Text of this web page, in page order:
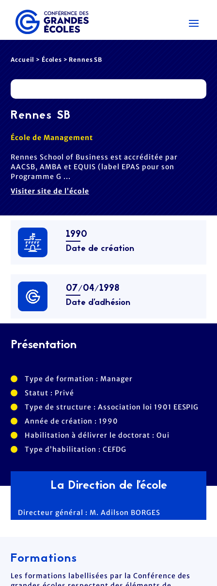
Accueil > Écoles > Rennes SB
Rennes SB
École de Management
Rennes School of Business est accréditée par
AACSB, AMBA et EQUIS (label EPAS pour son
Programme G ...
Visiter site de l’école
1990
Date de création
07/04/1998
Date d’adhésion
Présentation
Type de formation : Manager
Statut : Privé
Type de structure : Association loi 1901 EESPIG
Année de création : 1990
Habilitation à délivrer le doctorat : Oui
Type d’habilitation : CEFDG
La Direction de l'école
Directeur général : M. Adilson BORGES
Formations
Les formations labellisées par la Conférence des